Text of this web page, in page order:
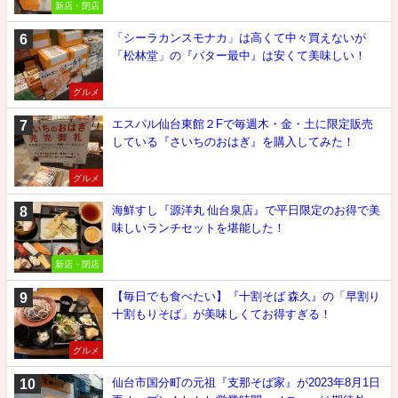
新店・閉店
グルメ
「シーラカンスモナカ」は高くて中々買えないが
「松林堂」の『バター最中』は安くて美味しい！
グルメ
エスパル仙台東館２Fで毎週木・金・土に限定販売
している『さいちのおはぎ』を購入してみた！
新店・閉店
海鮮すし『源洋丸 仙台泉店』で平日限定のお得で美
味しいランチセットを堪能した！
グルメ
【毎日でも食べたい】『十割そば 森久』の「早割り
十割もりそば」が美味しくてお得すぎる！
仙台市国分町の元祖『支那そば家』が2023年8月1日